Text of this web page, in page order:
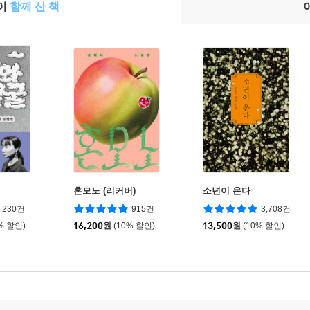
함께 산 책
230건
할인)
혼모노 (리커버)
915건
16,200원 (10% 할인)
소년이 온다
3,708건
13,500원 (10% 할인)